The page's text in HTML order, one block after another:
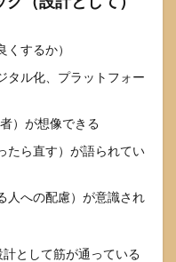
するか）
タル化、プラットフォー
）が想像できる
たら直す）が語られてい
人への配慮）が意識され
計として筋が通っている